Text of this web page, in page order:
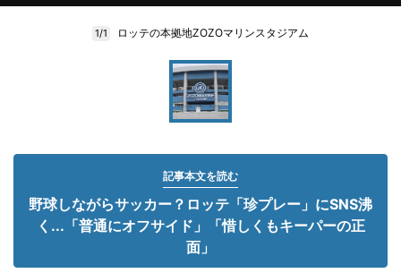
1/1 ロッテの本拠地ZOZOマリンスタジアム
記事本文を読む
野球しながらサッカー？ロッテ「珍プレー」にSNS沸
く...「普通にオフサイド」「惜しくもキーパーの正
面」